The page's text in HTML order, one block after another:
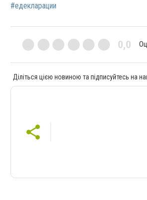
#едекларации
0,0
Діліться цією новиною та підписуйтесь на